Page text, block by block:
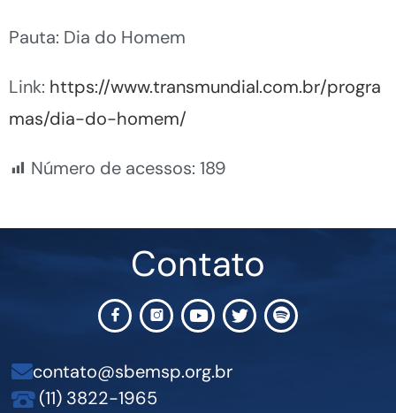
Pauta: Dia do Homem
Link: https://www.transmundial.com.br/progra
mas/dia-do-homem/
Número de acessos: 189
Contato
contato@sbemsp.org.br
(11) 3822-1965